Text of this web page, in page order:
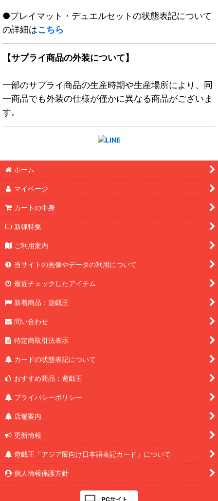
●プレイマット・デュエルセットの状態表記について
の詳細はこちら
【サプライ商品の外装について】
一部のサプライ商品の生産時期や生産場所により、同
一商品でも外装の仕様が僅かに異なる商品がございま
す。
ホーム
マイページ
カートの中身
新弾特集
ご利用案内
当サイトの画像やデータの利用について
最近チェックしたアイテム
新着商品：遊戯王
問い合わせ
特定商取引法表示
カードの状態表記について
おすすめ商品：遊戯王
プライバシーポリシー
店舗案内
更新情報
遊戯王「アジア圏向け日本語表記カード」について
個人情報保護方針
PCサイト